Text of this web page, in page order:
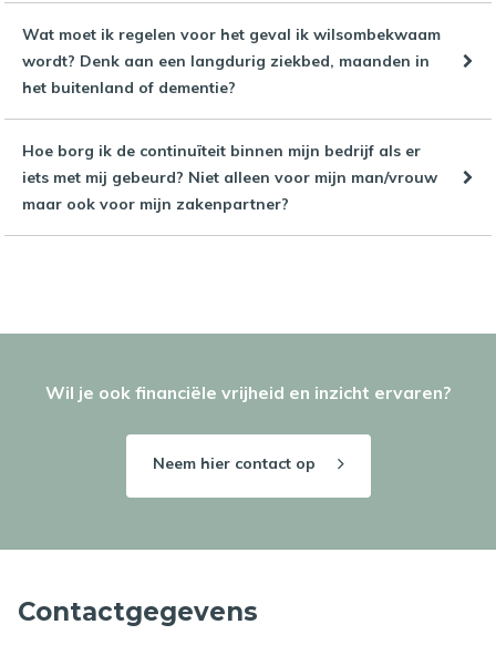
Wat moet ik regelen voor het geval ik wilsombekwaam
wordt? Denk aan een langdurig ziekbed, maanden in
het buitenland of dementie?
Hoe borg ik de continuïteit binnen mijn bedrijf als er
iets met mij gebeurd? Niet alleen voor mijn man/vrouw
maar ook voor mijn zakenpartner?
Wil je ook financiële vrijheid en inzicht ervaren?
Neem hier contact op
Contactgegevens